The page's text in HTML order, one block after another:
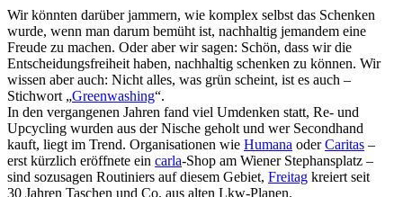
Wir könnten darüber jammern, wie komplex selbst das Schenken
wurde, wenn man darum bemüht ist, nachhaltig jemandem eine
Freude zu machen. Oder aber wir sagen: Schön, dass wir die
Entscheidungsfreiheit haben, nachhaltig schenken zu können. Wir
wissen aber auch: Nicht alles, was grün scheint, ist es auch –
Stichwort „Greenwashing“.
In den vergangenen Jahren fand viel Umdenken statt, Re- und
Upcycling wurden aus der Nische geholt und wer Secondhand
kauft, liegt im Trend. Organisationen wie Humana oderCaritas –
erst kürzlich eröffnete ein carla-Shop am Wiener Stephansplatz –
sind sozusagen Routiniers auf diesem Gebiet, Freitag kreiert seit
30 Jahren Taschen und Co. aus alten Lkw-Planen.